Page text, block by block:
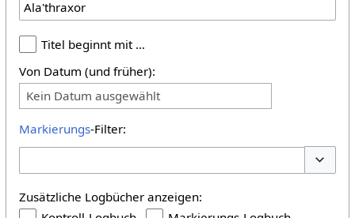
Titel beginnt mit …
Von Datum (und früher):
Kein Datum ausgewählt
Markierungs-Filter:
Zusätzliche Logbücher anzeigen: